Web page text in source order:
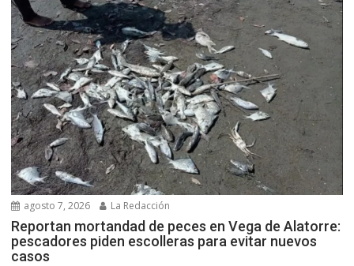
agosto 7, 2026 La Redacción
Reportan mortandad de peces en Vega de Alatorre:
pescadores piden escolleras para evitar nuevos
casos